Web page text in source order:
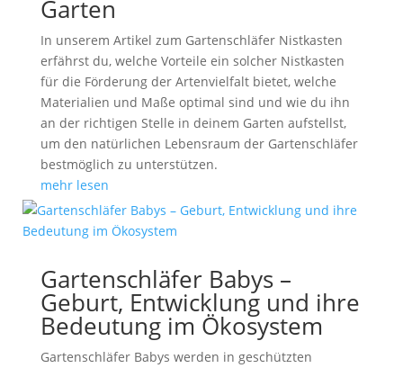
Garten
In unserem Artikel zum Gartenschläfer Nistkasten
erfährst du, welche Vorteile ein solcher Nistkasten
für die Förderung der Artenvielfalt bietet, welche
Materialien und Maße optimal sind und wie du ihn
an der richtigen Stelle in deinem Garten aufstellst,
um den natürlichen Lebensraum der Gartenschläfer
bestmöglich zu unterstützen.
mehr lesen
Gartenschläfer Babys –
Geburt, Entwicklung und ihre
Bedeutung im Ökosystem
Gartenschläfer Babys werden in geschützten